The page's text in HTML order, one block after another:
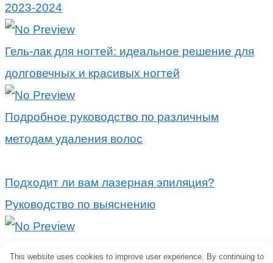
2023-2024
Гель-лак для ногтей: идеальное решение для
долговечных и красивых ногтей
Подробное руководство по различным
методам удаления волос
Подходит ли вам лазерная эпиляция?
Руководство по выяснению
This website uses cookies to improve user experience. By continuing to